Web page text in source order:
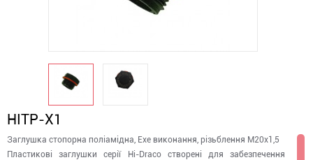
HITP-X1
Заглушка стопорна поліамідна, Ехе виконання, різьблення М20х1,5
Пластикові заглушки серії Hi-Draco створені для забезпечення